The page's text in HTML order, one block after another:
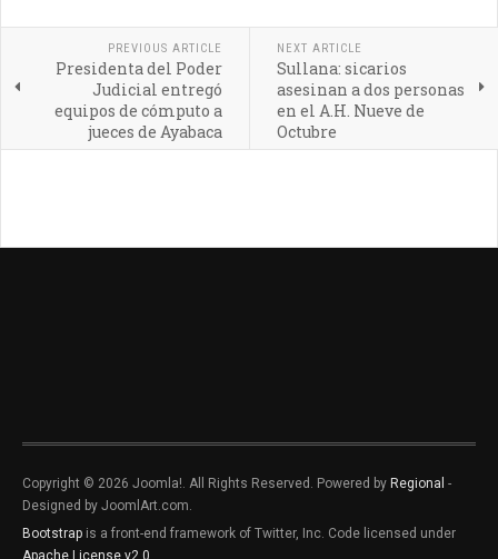
PREVIOUS ARTICLE
Presidenta del Poder
Judicial entregó
equipos de cómputo a
jueces de Ayabaca
NEXT ARTICLE
Sullana: sicarios
asesinan a dos personas
en el A.H. Nueve de
Octubre
Copyright © 2026 Joomla!. All Rights Reserved. Powered by Regional -
Designed by JoomlArt.com.
Bootstrap is a front-end framework of Twitter, Inc. Code licensed under
Apache License v2.0